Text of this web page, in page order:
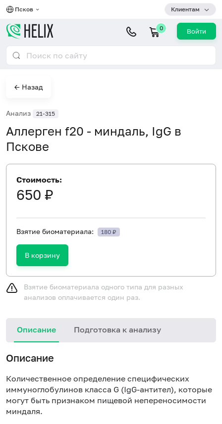
Псков Клиентам
0 Войти
← Назад
Анализ 21-315
Аллерген f20 - миндаль, IgG в
Пскове
Стоимость:
650 ₽
Взятие биоматериала: 180 ₽
В корзину
Взятие биоматериала одного типа для разных
анализов оплачивается один раз.
Описание Подготовка к анализу
Описание
Количественное определение специфических
иммуноглобулинов класса G (IgG-антител), которые
могут быть признаком пищевой непереносимости
миндаля.